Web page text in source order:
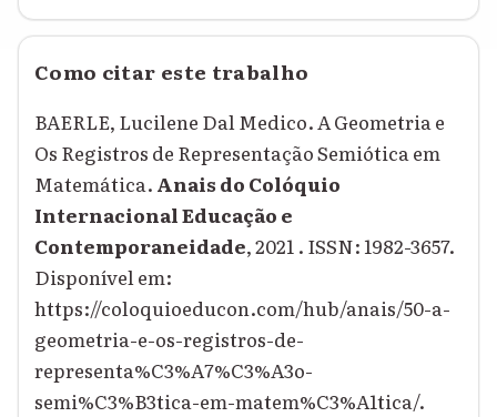
Como citar este trabalho
BAERLE, Lucilene Dal Medico. A Geometria e
Os Registros de Representação Semiótica em
Matemática. Anais do Colóquio
Internacional Educação e
Contemporaneidade, 2021 . ISSN: 1982-3657.
Disponível em:
https://coloquioeducon.com/hub/anais/50-a-
geometria-e-os-registros-de-
representa%C3%A7%C3%A3o-
semi%C3%B3tica-em-matem%C3%A1tica/.